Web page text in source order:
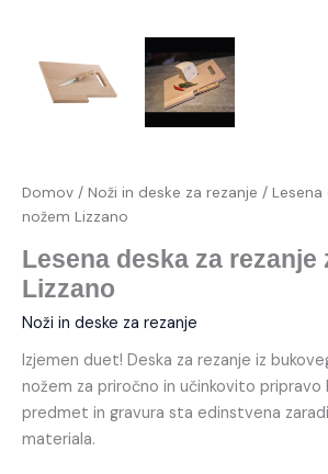
Domov / Noži in deske za rezanje / Lesena
nožem Lizzano
Lesena deska za rezanje
Lizzano
Noži in deske za rezanje
Izjemen duet! Deska za rezanje iz
nožem za priročno in učinkovito pripravo
predmet in gravura sta edinstvena
materiala.